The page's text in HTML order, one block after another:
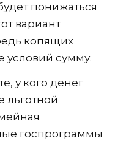
понижаться
вариант
копящих
условий сумму.
у кого денег
льготной
госпрограммы